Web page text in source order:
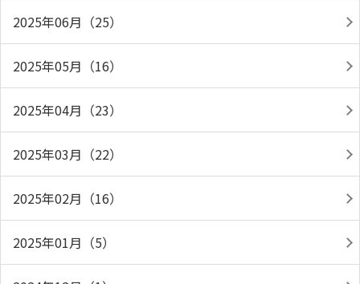
2025年06月（25）
2025年05月（16）
2025年04月（23）
2025年03月（22）
2025年02月（16）
2025年01月（5）